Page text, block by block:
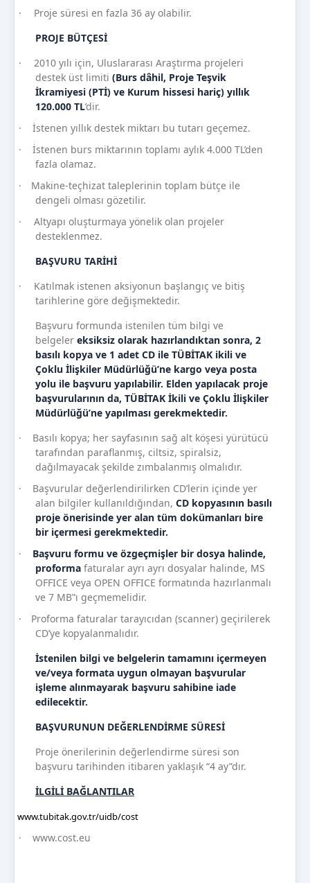
·
Proje süresi en fazla 36 ay olabilir.
PROJE BÜTÇESİ
·
2010 yılı için, Uluslararası Araştırma projeleri
destek üst limiti (Burs dâhil, Proje Teşvik
İkramiyesi (PTİ) ve Kurum hissesi hariç) yıllık
120.000 TL’dir.
· İstenen yıllık destek miktarı bu tutarı geçemez.
·
İstenen burs miktarının toplamı aylık 4.000 TL’den
fazla olamaz.
·
Makine-teçhizat taleplerinin toplam bütçe ile
dengeli olması gözetilir.
·
Altyapı oluşturmaya yönelik olan projeler
desteklenmez.
BAŞVURU TARİHİ
·
Katılmak istenen aksiyonun başlangıç ve bitiş
tarihlerine göre değişmektedir.
Başvuru formunda istenilen tüm bilgi ve
belgeler eksiksiz olarak hazırlandıktan sonra, 2
basılı kopya ve 1 adet CD ile TÜBİTAK ikili ve
Çoklu İlişkiler Müdürlüğü’ne kargo veya posta
yolu ile başvuru yapılabilir. Elden yapılacak proje
başvurularının da, TÜBİTAK İkili ve Çoklu İlişkiler
Müdürlüğü’ne yapılması gerekmektedir.
·
Basılı kopya; her sayfasının sağ alt köşesi yürütücü
tarafından paraflanmış, ciltsiz, spiralsiz,
dağılmayacak şekilde zımbalanmış olmalıdır.
·
Başvurular değerlendirilirken CD’lerin içinde yer
alan bilgiler kullanıldığından, CD kopyasının basılı
proje önerisinde yer alan tüm dokümanları bire
bir içermesi gerekmektedir.
·
Başvuru formu ve özgeçmişler bir dosya halinde,
proforma faturalar ayrı ayrı dosyalar halinde, MS
OFFICE veya OPEN OFFICE formatında hazırlanmalı
ve 7 MB‟ı geçmemelidir.
·
Proforma faturalar tarayıcıdan (scanner) geçirilerek
CD’ye kopyalanmalıdır.
İstenilen bilgi ve belgelerin tamamını içermeyen
ve/veya formata uygun olmayan başvurular
işleme alınmayarak başvuru sahibine iade
edilecektir.
BAŞVURUNUN DEĞERLENDİRME SÜRESİ
Proje önerilerinin değerlendirme süresi son
başvuru tarihinden itibaren yaklaşık “4 ay”dır.
İLGİLİ BAĞLANTILAR
·
www.tubitak.gov.tr/uidb/cost
·
www.cost.eu